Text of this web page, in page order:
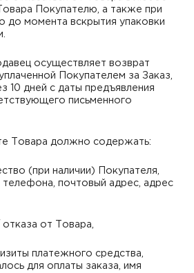
Покупателю, а также при
до момента вскрытия упаковки
осуществляет возврат
Покупателем за Заказ,
10 дней с даты предъявления
письменного
Товара должно содержать:
(при наличии) Покупателя,
почтовый адрес, адрес
от Товара,
платежного средства,
для оплаты заказа, имя